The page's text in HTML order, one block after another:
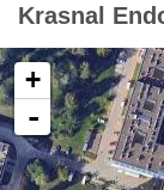
Krasnal
+
-